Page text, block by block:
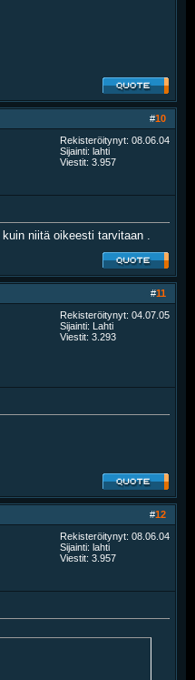
#10
Rekisteröitynyt: 08.06.04
Sijainti: lahti
Viestit: 3.957
niitä oikeesti tarvitaan .
#11
Rekisteröitynyt: 04.07.05
Sijainti: Lahti
Viestit: 3.293
#12
Rekisteröitynyt: 08.06.04
Sijainti: lahti
Viestit: 3.957